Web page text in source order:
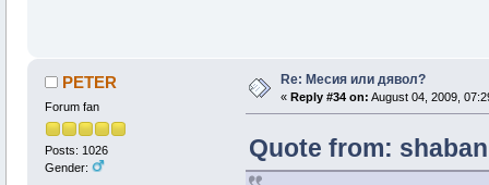
PETER
Forum fan
Posts: 1026
Gender:
Re: Месия или дявол?
« Reply #34 on: August 04, 2009,
Quote from: